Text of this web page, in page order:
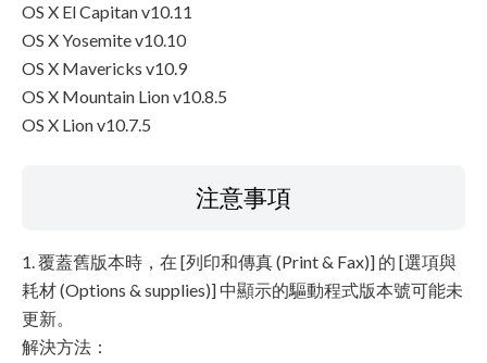
OS X El Capitan v10.11
OS X Yosemite v10.10
OS X Mavericks v10.9
OS X Mountain Lion v10.8.5
OS X Lion v10.7.5
注意事項
1. 覆蓋舊版本時，在 [列印和傳真 (Print & Fax)] 的 [選項與
耗材 (Options & supplies)] 中顯示的驅動程式版本號可能未
更新。
解決方法：